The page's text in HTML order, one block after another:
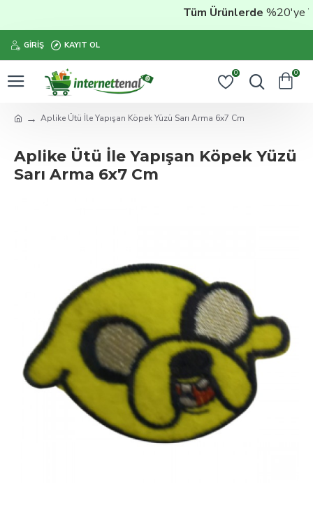
Tüm Ürünlerde%20'ye
GIRIŞ KAYIT OL
0 0
Aplike Ütü İle Yapışan Köpek Yüzü Sarı Arma 6x7 Cm
Aplike Ütü İle Yapışan Köpek Yüzü
Sarı Arma 6x7 Cm